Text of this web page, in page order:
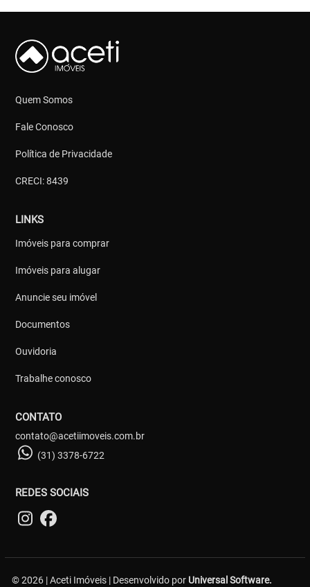
Quem Somos
Fale Conosco
Política de Privacidade
CRECI: 8439
LINKS
Imóveis para comprar
Imóveis para alugar
Anuncie seu imóvel
Documentos
Ouvidoria
Trabalhe conosco
CONTATO
contato@acetiimoveis.com.br
(31) 3378-6722
REDES SOCIAIS
© 2026 | Aceti Imóveis | Desenvolvido por Universal Software.